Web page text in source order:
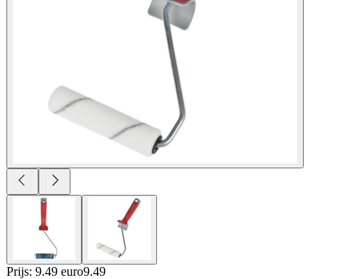
Prijs: 9.49 euro9.49